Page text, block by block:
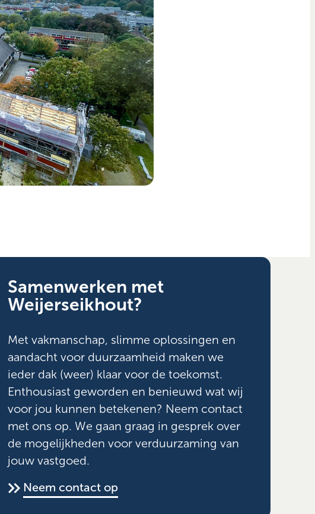
Samenwerken met
Weijerseikhout?
Met vakmanschap, slimme oplossingen en
aandacht voor duurzaamheid maken we
ieder dak (weer) klaar voor de toekomst.
Enthousiast geworden en benieuwd wat wij
voor jou kunnen betekenen? Neem contact
met ons op. We gaan graag in gesprek over
de mogelijkheden voor verduurzaming van
jouw vastgoed.
Neem contact op